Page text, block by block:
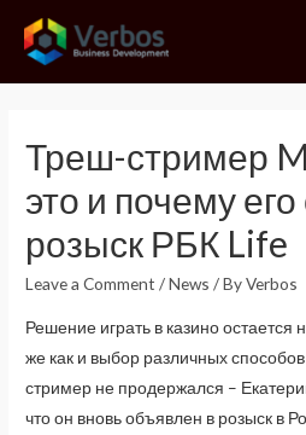
Треш-стример
это и почему
розыск РБК Life
Leave a Comment /News / ByVerbos
Решение играть в казино остается
же как и выбор различных
стример не продержался –
что он вновь объявлен в розыск в